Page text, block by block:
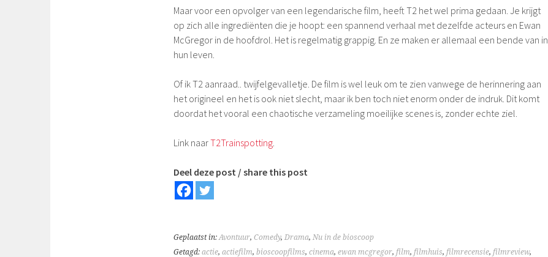
Maar voor een opvolger van een legendarische film, heeft T2 het wel prima gedaan. Je krijgt
op zich alle ingrediënten die je hoopt: een spannend verhaal met dezelfde acteurs en Ewan
McGregor in de hoofdrol. Het is regelmatig grappig. En ze maken er allemaal een bende van in
hun leven.
Of ik T2 aanraad.. twijfelgevalletje. De film is wel leuk om te zien vanwege de herinnering aan
het origineel en het is ook niet slecht, maar ik ben toch niet enorm onder de indruk. Dit komt
doordat het vooral een chaotische verzameling moeilijke scenes is, zonder echte ziel.
Link naarT2Trainspotting.
Deel deze post / share this post
Geplaatst in:Avontuur, Comedy, Drama, Nu in de bioscoop
Getagd: actie, actiefilm, bioscoopfilms, cinema, ewan mcgregor, film, filmhuis, filmrecensie, filmreview,